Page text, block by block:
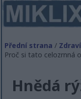
Přední strana / Zdraví
Proč si tato celozrnná
Hnědá